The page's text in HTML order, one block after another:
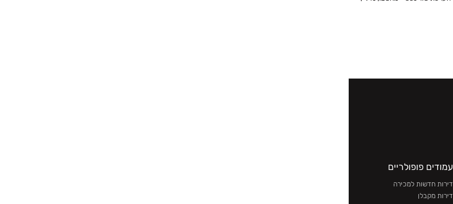
עמודים פופולריים
דירות חדשות למכירה
דירות מקבלן